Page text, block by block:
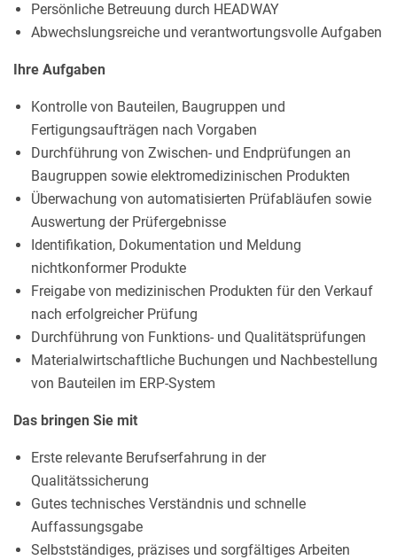
Persönliche Betreuung durch HEADWAY
Abwechslungsreiche und verantwortungsvolle Aufgaben
Ihre Aufgaben
Kontrolle von Bauteilen, Baugruppen und
Fertigungsaufträgen nach Vorgaben
Durchführung von Zwischen- und Endprüfungen an
Baugruppen sowie elektromedizinischen Produkten
Überwachung von automatisierten Prüfabläufen sowie
Auswertung der Prüfergebnisse
Identifikation, Dokumentation und Meldung
nichtkonformer Produkte
Freigabe von medizinischen Produkten für den Verkauf
nach erfolgreicher Prüfung
Durchführung von Funktions- und Qualitätsprüfungen
Materialwirtschaftliche Buchungen und Nachbestellung
von Bauteilen im ERP-System
Das bringen Sie mit
Erste relevante Berufserfahrung in der
Qualitätssicherung
Gutes technisches Verständnis und schnelle
Auffassungsgabe
Selbstständiges, präzises und sorgfältiges Arbeiten